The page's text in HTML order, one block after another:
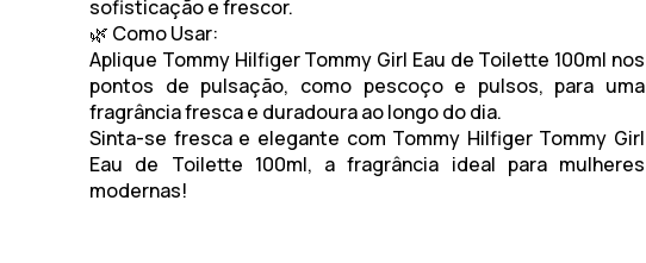
sofisticação e frescor.
🌿 Como Usar:
Aplique Tommy Hilfiger Tommy Girl Eau de Toilette 100ml nos
pontos de pulsação, como pescoço e pulsos, para uma
fragrância fresca e duradoura ao longo do dia.
Sinta-se fresca e elegante com Tommy Hilfiger Tommy Girl
Eau de Toilette 100ml, a fragrância ideal para mulheres
modernas!